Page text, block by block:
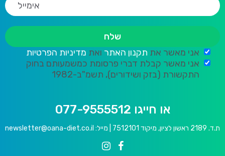
אני מאשר אתתקנון האתרואתמדיניות הפרטיות
אני מאשר קבלת דברי פרסומת כמשמעותם בחוק
התקשורת (בזק ושידורים), תשמ"ב-1982
או חייגו 077-9555512
ת.ד. 2189 ראשון לציון, מיקוד 7512101 | מייל: newsletter@oana-diet.co.il